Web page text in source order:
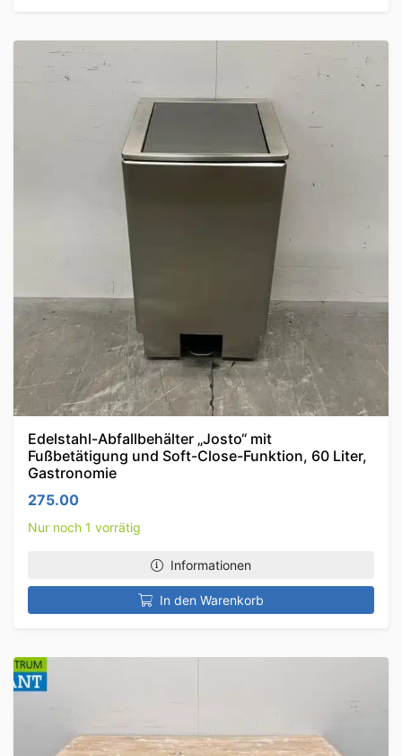
Edelstahl-Abfallbehälter „Josto“ mit
Fußbetätigung und Soft-Close-Funktion, 60 Liter,
Gastronomie
275.00
Nur noch 1 vorrätig
Informationen
In den Warenkorb